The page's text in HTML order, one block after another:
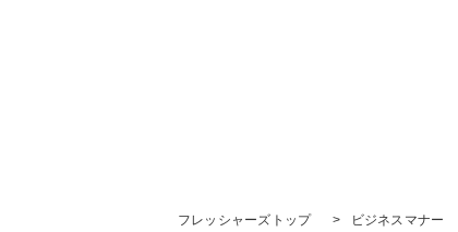
フレッシャーズトップ > ビジネスマナー